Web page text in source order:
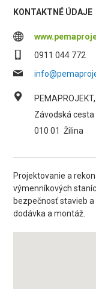
KONTAKTNÉ ÚDAJE
0911 044 772
PEMAPROJEKT,
Závodská cesta
010 01 Žilina
Projektovanie a
výmenníkových
bezpečnosť stavieb
dodávka a montáž.